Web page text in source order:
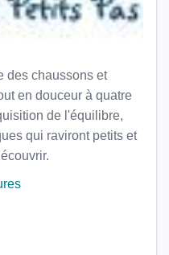
des chaussons et
en douceur à quatre
de l'équilibre,
qui raviront petits et